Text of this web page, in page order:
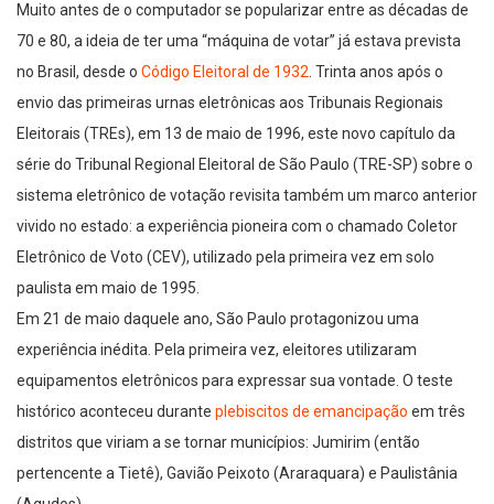
Muito antes de o computador se popularizar entre as décadas de
70 e 80, a ideia de ter uma “máquina de votar” já estava prevista
no Brasil, desde o Código Eleitoral de 1932 . Trinta anos após o
envio das primeiras urnas eletrônicas aos Tribunais Regionais
Eleitorais (TREs), em 13 de maio de 1996, este novo capítulo da
série do Tribunal Regional Eleitoral de São Paulo (TRE-SP) sobre o
sistema eletrônico de votação revisita também um marco anterior
vivido no estado: a experiência pioneira com o chamado Coletor
Eletrônico de Voto (CEV), utilizado pela primeira vez em solo
paulista em maio de 1995.
Em 21 de maio daquele ano, São Paulo protagonizou uma
experiência inédita. Pela primeira vez, eleitores utilizaram
equipamentos eletrônicos para expressar sua vontade. O teste
histórico aconteceu durante plebiscitos de emancipação em três
distritos que viriam a se tornar municípios: Jumirim (então
pertencente a Tietê), Gavião Peixoto (Araraquara) e Paulistânia